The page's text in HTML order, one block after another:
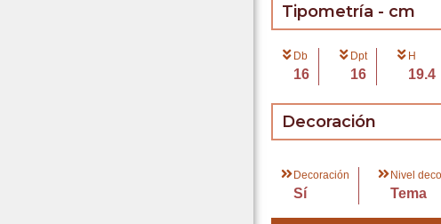
Tipometría - cm
Db
16
Dpt
16
H
19.4
Decoración
Decoración
Sí
Nivel
Tema